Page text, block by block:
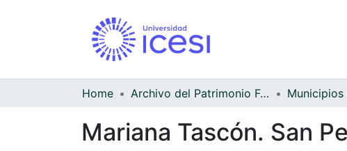
Home Archivo del Patrimonio Fotográfico y Fílmico del Valle del Cauca
Mariana Tascón. San